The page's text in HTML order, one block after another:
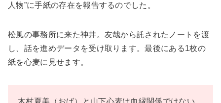
人物”に手紙の存在を報告するのでした。
松風の事務所に来た神井。友哉から託されたノートを渡
し、話を進めデータを受け取ります。最後にある1枚の
紙を心麦に見せます。
木村夏美（おば）と山下心麦は血縁関係ではない。